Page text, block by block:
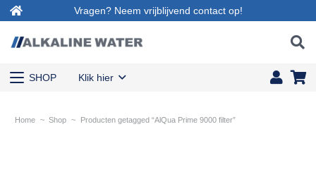
Vragen? Neem vrijblijvend contact op!
SHOP Klik hier
Home ~ Shop ~ Producten getagged “AlQua Prime 9000 filter”